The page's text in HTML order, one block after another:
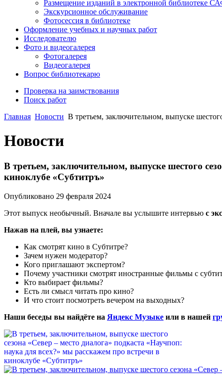
Размещение изданий в электронной библиотеке
Экскурсионное обслуживание
Фотосессия в библиотеке
Оформление учебных и научных работ
Исследователю
Фото и видеогалерея
Фотогалерея
Видеогалерея
Вопрос библиотекарю
Проверка на заимствования
Поиск работ
Главная Новости В третьем, заключительном, выпуске
Новости
В третьем, заключительном, выпуске шестого
киноклубе «Субтитръ»
Опубликовано 29 февраля 2024
Этот выпуск необычный. Вначале вы услышите интервью с
Нажав на плей, вы узнаете:
Как смотрят кино в Субтитре?
Зачем нужен модератор?
Кого приглашают экспертом?
Почему участники смотрят иностранные фильмы с
Кто выбирает фильмы?
Есть ли смысл читать про кино?
И что стоит посмотреть вечером на выходных?
Наши беседы вы найдёте на Яндекс Музыке или в нашей